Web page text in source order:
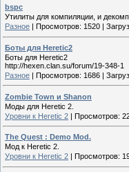
bspc
Утилиты для компиляции, и
Разное
Просмотров: 1520
Боты для Heretic2
Боты для Heretic2
http://hexen.clan.su/forum/19-348-1
Разное | Просмотров: 1686 |
Zombie Town и Shanon
Моды для Heretic 2.
Уровни к Heretic 2 | Просмотров:
The Quest : Demo Mod.
Мод к Heretic 2.
Уровни к Heretic 2
Просмотров: